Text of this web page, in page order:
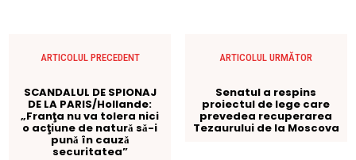
ARTICOLUL PRECEDENT
SCANDALUL DE SPIONAJ
DE LA PARIS/Hollande:
„Franţa nu va tolera nici
o acţiune de naturǎ sǎ-i
punǎ în cauzǎ
securitatea”
ARTICOLUL URMĂTOR
Senatul a respins
proiectul de lege care
prevedea recuperarea
Tezaurului de la Moscova